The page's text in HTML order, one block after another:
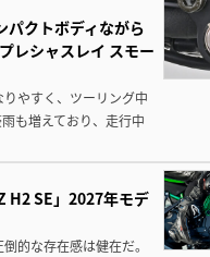
パクトボディながら
レシャスレイ スモー
やすく、ツーリング中
も増えており、走行中
H2 SE」2027年モデ
的な存在感は健在だ。